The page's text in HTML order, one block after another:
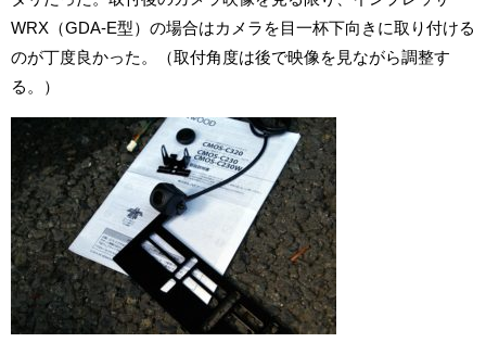
WRX（GDA-E型）の場合はカメラを目一杯下向きに取り付ける
のが丁度良かった。（取付角度は後で映像を見ながら調整す
る。）